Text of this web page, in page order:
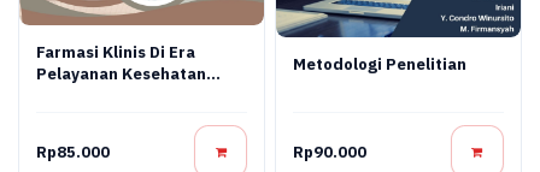
Farmasi Klinis Di Era
Pelayanan Kesehatan
Rp85.000
Metodologi Penelitian
Rp90.000